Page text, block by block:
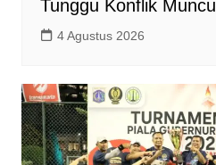
Tunggu Konflik Muncul
4 Agustus 2026